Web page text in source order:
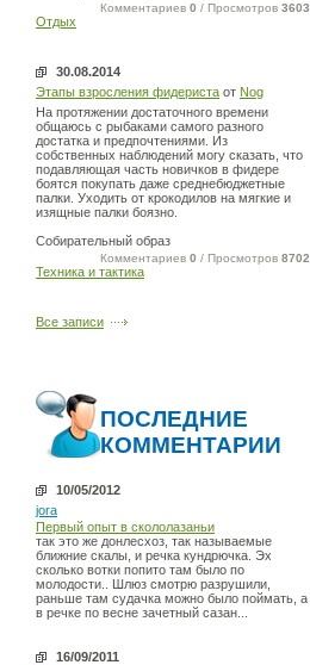
Комментариев 0 / Просмотров 3603
Отдых
30.08.2014
Этапы взросления фидериста от Nog
На протяжении достаточного времени
общаюсь с рыбаками самого разного
достатка и предпочтениями. Из
собственных наблюдений могу сказать, что
подавляющая часть новичков в фидере
боятся покупать даже среднебюджетные
палки. Уходить от крокодилов на мягкие и
изящные палки боязно.
Собирательный образ
Комментариев 0 / Просмотров 8702
Техника и тактика
Все записи
ПОСЛЕДНИЕ
КОММЕНТАРИИ
10/05/2012
jora
Первый опыт в скололазаньи
так это же донлесхоз, так называемые
ближние скалы, и речка кундрючка. Эх
сколько вотки попито там было по
молодости.. Шлюз смотрю разрушили,
раньше там судачка можно было поймать, а
в речке по весне зачетный сазан...
16/09/2011